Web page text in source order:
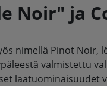
Noir" ja
nimellä Pinot Noir,
valmistettu
laatuominaisuudet